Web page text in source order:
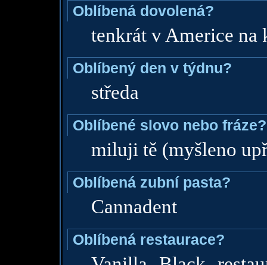
Oblíbená dovolená?
tenkrát v Americe na
Oblíbený den v týdnu?
středa
Oblíbené slovo nebo fráze?
miluji tě (myšleno
Oblíbená zubní pasta?
Cannadent
Oblíbená restaurace?